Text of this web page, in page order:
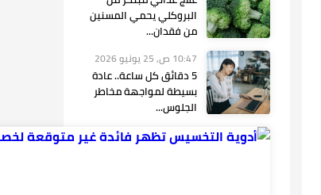
البروكلي يحمي المسنين
من فقدان...
10:47 ص, 25 يونيو 2026
5 دقائق كل ساعة.. عادة
بسيطة لمواجهة مخاطر
الجلوس...